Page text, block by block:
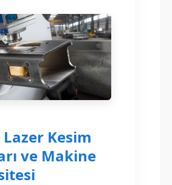
Kesim
ve Makine